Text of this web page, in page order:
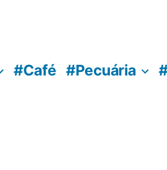
#Café #Pecuária